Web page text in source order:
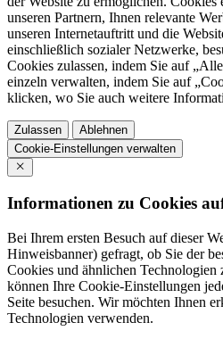
unseren Partnern, Ihnen relevante
unseren Internetauftritt und die
einschließlich sozialer Netzwerke,
Cookies zulassen, indem Sie auf
einzeln verwalten, indem Sie auf
klicken, wo Sie auch weitere
Zulassen
Ablehnen
Cookie-Einstellungen verwalten
Informationen zu Cookies
Bei Ihrem ersten Besuch auf dieser
Hinweisbanner) gefragt, ob Sie der
Cookies und ähnlichen Technologien
können Ihre Cookie-Einstellungen
Seite besuchen. Wir möchten Ihnen
Technologien verwenden.